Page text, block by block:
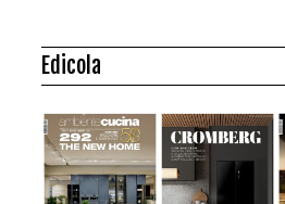
Edicola